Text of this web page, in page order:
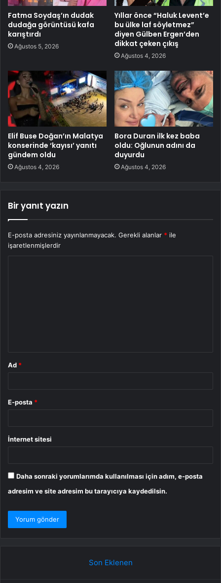
Fatma Soydaş’ın dudak
dudağa görüntüsü kafa
karıştırdı
Ağustos 5, 2026
Yıllar önce “Haluk Levent’e
bu ülke laf söyletmez”
diyen Gülben Ergen’den
dikkat çeken çıkış
Ağustos 4, 2026
Elif Buse Doğan’ın Malatya
konserinde ‘kayısı’ yanıtı
gündem oldu
Ağustos 4, 2026
Bora Duran ilk kez baba
oldu: Oğlunun adını da
duyurdu
Ağustos 4, 2026
Bir yanıt yazın
E-posta adresiniz yayınlanmayacak. Gerekli alanlar * ile
işaretlenmişlerdir
Ad *
E-posta *
İnternet sitesi
Daha sonraki yorumlarımda kullanılması için adım, e-posta
adresim ve site adresim bu tarayıcıya kaydedilsin.
Son Eklenen